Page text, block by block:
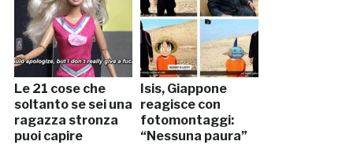
Le 21 cose che
soltanto se sei una
ragazza stronza
puoi capire
Isis, Giappone
reagisce con
fotomontaggi:
“Nessuna paura”